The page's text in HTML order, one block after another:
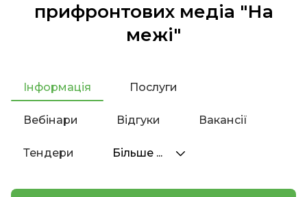
прифронтових медіа "На
межі"
Інформація Послуги
Вебінари Відгуки Вакансії
Тендери Більше ...